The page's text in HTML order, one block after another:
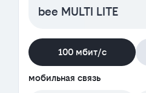
bee MULTI LITE
100 мбит/с
мобильная связь